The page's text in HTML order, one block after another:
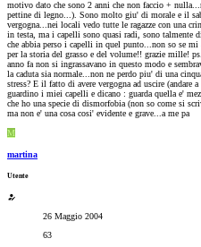
motivo dato che sono 2 anni che non faccio +
pettine di legno...). Sono molto giu' di morale e il
vergogna...nei locali vedo tutte le ragazze con una
in testa, ma i capelli sono quasi radi, sono talmente
che abbia perso i capelli in quel punto...non so se
per la storia del grasso e del volume!! grazie mille!
anno fa non si ingrassavano in questo modo e
la caduta sia normale...non ne perdo piu' di una
stress? E il fatto di avere vergogna ad uscire
guardino i miei capelli e dicano : guarda quella e'
che ho una specie di dismorfobia (non so come si
ma non e' una cosa cosi' evidente e grave...a me pa
M
martina
Utente
26 Maggio 2004
63